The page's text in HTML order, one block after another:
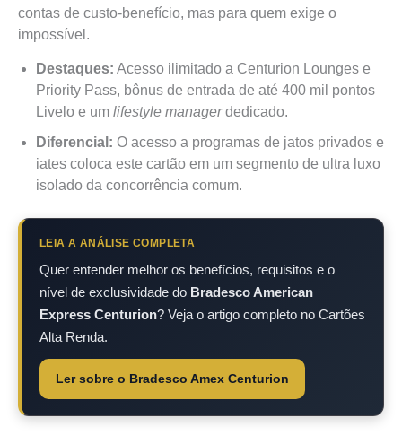
contas de custo-benefício, mas para quem exige o
impossível.
Destaques: Acesso ilimitado a Centurion Lounges e
Priority Pass, bônus de entrada de até 400 mil pontos
Livelo e um lifestyle managerdedicado.
Diferencial: O acesso a programas de jatos privados e
iates coloca este cartão em um segmento de ultra luxo
isolado da concorrência comum.
LEIA A ANÁLISE COMPLETA
Quer entender melhor os benefícios, requisitos e o
nível de exclusividade do Bradesco American
Express Centurion? Veja o artigo completo no Cartões
Alta Renda.
Ler sobre o Bradesco Amex Centurion